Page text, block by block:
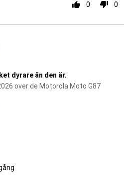
0 0
dyrare än den är.
over de Motorola Moto G87